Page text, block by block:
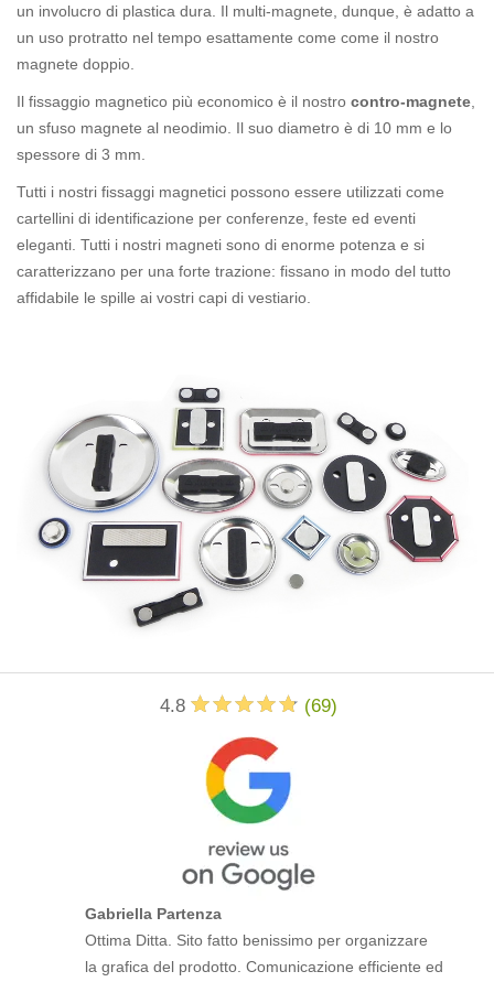
un involucro di plastica dura. Il multi-magnete, dunque, è adatto a
un uso protratto nel tempo esattamente come come il nostro
magnete doppio.
Il fissaggio magnetico più economico è il nostro contro-magnete
un sfuso magnete al neodimio. Il suo diametro è di 10 mm e lo
spessore di 3 mm.
Tutti i nostri fissaggi magnetici possono essere utilizzati come
cartellini di identificazione per conferenze, feste ed eventi
eleganti. Tutti i nostri magneti sono di enorme potenza e si
caratterizzano per una forte trazione: fissano in modo del tutto
affidabile le spille ai vostri capi di vestiario.
4.8 (69)
Gabriella Partenza
Ottima Ditta. Sito fatto benissimo per organizzare
la grafica del prodotto. Comunicazione efficiente ed